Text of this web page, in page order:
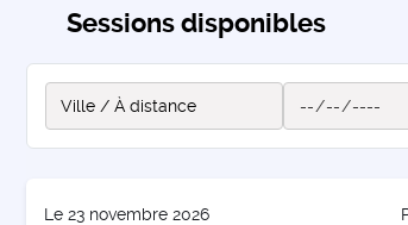
Sessions disponibles
Le 23 novembre 2026